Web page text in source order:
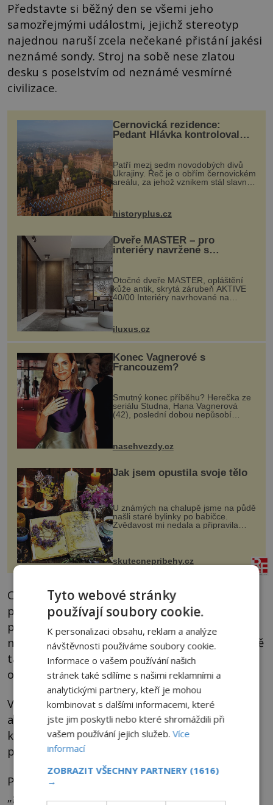
Představte si běžný den se všemi jeho
samozřejmými událostmi, jejichž stereotyp
najednou naruší zcela nečekané přistání jakési
neznámé sondy. Stroj na sobě nese zlatou
desku s poselstvím od neznámé vesmírné
civilizace.
Černovická rezidence:
Pedant Hlávka kontroloval
Patří mezi sedm novodobých divů
Ukrajiny. Řeč je o obřím černovickém
areálu, za jehož vznikem stál slavný
český architekt Josef Hlávka. Ten si
na něm dal mimořádně záležet. Jeho
historyplus.cz
Dveře MASTER – pro
interiéry navržené s
rozumem i vášní!
Otočné dveře MASTER, opláštění
kůže antik, skrytá zárubeň AKTIVE
40/00 Interiéry navrhované na
zakázku často vyžadují atypické
rozměry nejen nábytku, ale i
dnes umož...
iluxus.cz
Konec Vagnerové s
Francouzem?
Smutný konec příběhu? Herečka ze
seriálu Studna, Hana Vagnerová
(42), poslední dobou nepůsobí
nasehvezdy.cz
Jak jsem opustila svoje tělo
U známých na chalupě jsme na půdě
našli staré bylinky po babičce.
Zvědavost mi nedala a připravila
jsem si z nich lektvar… Zimní pobyt
na chalupě se pro mě vlastní vinou
změnil v děsivý zážitek, na kt...
skutecnepribehy.cz
Cizinci z netušených dálek nám
prostřednictvím tajemného datového kotouče
posílají zvuky a snímky své planety a ukazují
nám, jak vypadají. Vzrušující, že? A možná právě
takovéto překvapení pozemšťané připravili
obyvatelům nějaké vzdálené planety.
V roce 1977 byl totiž na sondě Voyager, patřící
americké Národní agentuře pro letectví a
kosmonautiku (NASA) poslán do vesmíru
pozoruhodný vzkaz.
Poselství je zaznamenáno na měděné
„gramodesce“ pokryté zlatem, na níž jsou
Tyto webové stránky
používají soubory cookie.
K personalizaci obsahu, reklam a analýze
návštěvnosti používáme soubory cookie.
Informace o vašem používání našich
stránek také sdílíme s našimi reklamními a
analytickými partnery, kteří je mohou
kombinovat s dalšími informacemi, které
jste jim poskytli nebo které shromáždili při
vašem používání jejich služeb.Více
informací
ZOBRAZIT VŠECHNY PARTNERY (1616)
→